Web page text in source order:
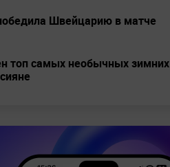
Швейцарию в матче
топ самых необычных зимних